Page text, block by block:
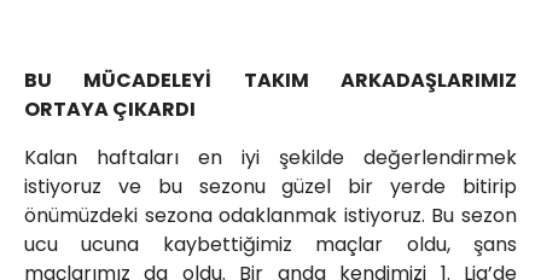
BU MÜCADELEYİ TAKIM ARKADAŞLARIMIZ
ORTAYA ÇIKARDI
Kalan haftaları en iyi şekilde değerlendirmek
istiyoruz ve bu sezonu güzel bir yerde bitirip
önümüzdeki sezona odaklanmak istiyoruz. Bu sezon
ucu ucuna kaybettiğimiz maçlar oldu, şans
maçlarımız da oldu. Bir anda kendimizi 1. Lig’de